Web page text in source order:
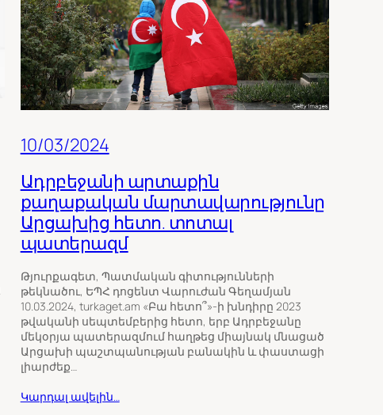
10/03/2024
Ադրբեջանի արտաքին
քաղաքական մարտավարությունը
Արցախից հետո. տոտալ
պատերազմ
Թյուրքագետ, Պատմական գիտությունների
թեկնածու, ԵՊՀ դոցենտ Վարուժան Գեղամյան
10.03.2024, turkaget.am «Բա հետո՞»-ի խնդիրը 2023
թվականի սեպտեմբերից հետո, երբ Ադրբեջանը
մեկօրյա պատերազմում հաղթեց միայնակ մնացած
Արցախի պաշտպանության բանակին և փաստացի
լիարժեք…
Կարդալ ավելին…